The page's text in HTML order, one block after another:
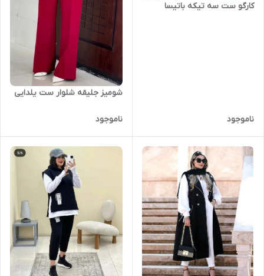
کارگو ست سه تیکه باتیسا
ناموجود
شومیز جلیقه شلوار ست یلدایی
ناموجود